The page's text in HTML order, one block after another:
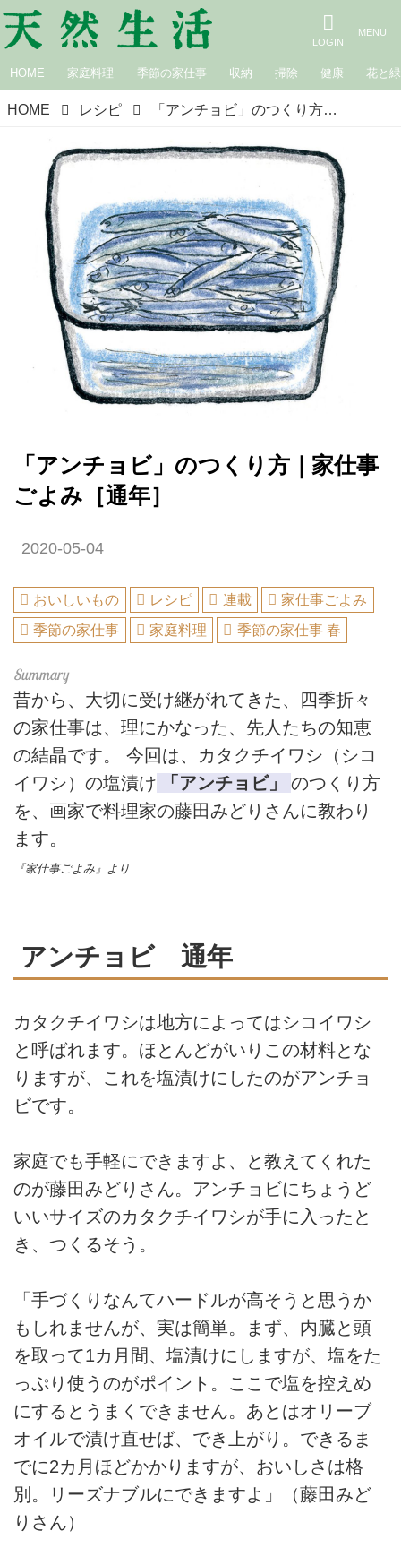
HOME 家庭料理 季節の家仕事 収納 掃除 健康 花と緑
HOME レシピ 「アンチョビ」のつくり方｜家仕事ごよみ［通年］
「アンチョビ」のつくり方｜家仕事
ごよみ［通年］
2020-05-04
おいしいもの レシピ 連載
家仕事ごよみ
季節の家仕事
家庭料理 季節の家仕事 春
昔から、大切に受け継がれてきた、四季折々
の家仕事は、理にかなった、先人たちの知恵
の結晶です。 今回は、カタクチイワシ（シコ
イワシ）の塩漬け
「アンチョビ」
のつくり方
を、画家で料理家の藤田みどりさんに教わり
ます。
『家仕事ごよみ』より
アンチョビ 通年
カタクチイワシは地方によってはシコイワシ
と呼ばれます。ほとんどがいりこの材料とな
りますが、これを塩漬けにしたのがアンチョ
ビです。
家庭でも手軽にできますよ、と教えてくれた
のが藤田みどりさん。アンチョビにちょうど
いいサイズのカタクチイワシが手に入ったと
き、つくるそう。
「手づくりなんてハードルが高そうと思うか
もしれませんが、実は簡単。まず、内臓と頭
を取って1カ月間、塩漬けにしますが、塩をた
っぷり使うのがポイント。ここで塩を控えめ
にするとうまくできません。あとはオリーブ
オイルで漬け直せば、でき上がり。できるま
でに2カ月ほどかかりますが、おいしさは格
別。リーズナブルにできますよ」（藤田みど
りさん）